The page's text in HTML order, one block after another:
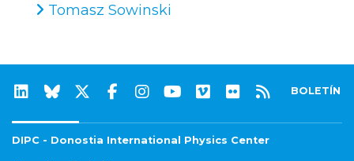
Tomasz Sowinski
BOLETÍN
DIPC - Donostia International Physics Center